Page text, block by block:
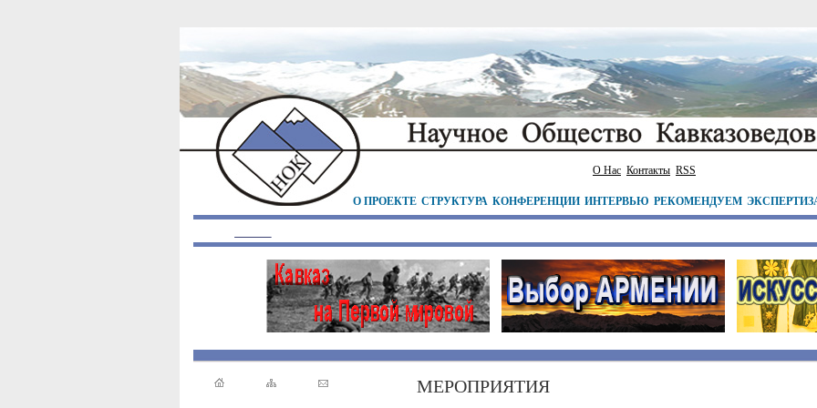
О Нас Контакты RSS
О ПРОЕКТЕ СТРУКТУРА КОНФЕРЕНЦИИ ИНТЕРВЬЮ РЕКОМЕНДУЕМ
МЕРОПРИЯТИЯ